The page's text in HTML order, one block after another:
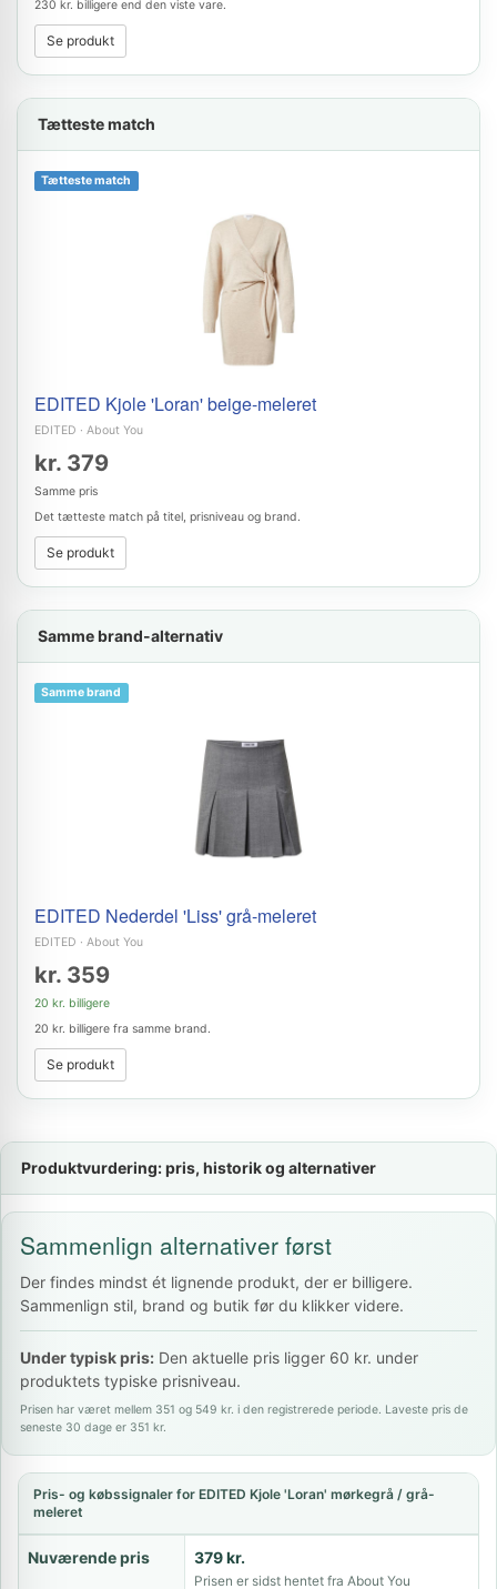
230 kr. billigere end den viste vare.
Se produkt
Tætteste match
Tætteste match
EDITED Kjole 'Loran' beige-meleret
EDITED · About You
kr. 379
Samme pris
Det tætteste match på titel, prisniveau og brand.
Se produkt
Samme brand-alternativ
Samme brand
EDITED Nederdel 'Liss' grå-meleret
EDITED · About You
kr. 359
20 kr. billigere
20 kr. billigere fra samme brand.
Se produkt
Produktvurdering: pris, historik og alternativer
Sammenlign alternativer først
Der findes mindst ét lignende produkt, der er billigere.
Sammenlign stil, brand og butik før du klikker videre.
Under typisk pris: Den aktuelle pris ligger 60 kr. under
produktets typiske prisniveau.
Prisen har været mellem 351 og 549 kr. i den registrerede periode. Laveste pris de
seneste 30 dage er 351 kr.
Pris- og købssignaler for EDITED Kjole 'Loran' mørkegrå / grå-
meleret
Nuværende pris 379 kr.
Prisen er sidst hentet fra About You